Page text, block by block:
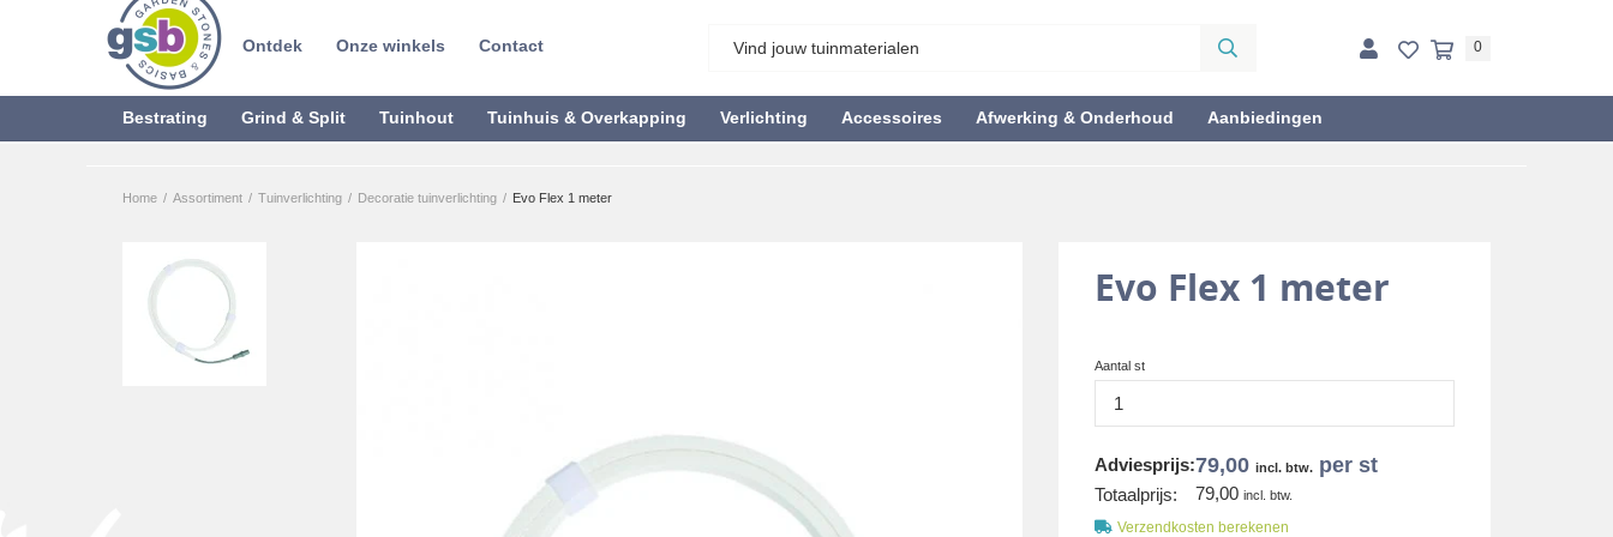
Ontdek Onze winkels Contact 0
Bestrating Grind & Split Tuinhout Tuinhuis & Overkapping Verlichting Accessoires Afwerking & Onderhoud Aanbiedingen
Home / Assortiment / Tuinverlichting / Decoratie tuinverlichting / Evo Flex 1 meter
Evo Flex 1 meter
Aantal st
Adviesprijs:79,00 incl. btw. per st
Totaalprijs: 79,00 incl. btw.
Verzendkosten berekenen